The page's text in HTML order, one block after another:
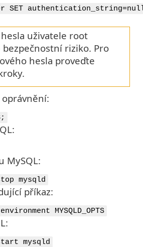
SET
uživatele root
riziko. Pro
hesla proveďte
MySQL:
mysqld
příkaz:
MYSQLD_OPTS
mysqld